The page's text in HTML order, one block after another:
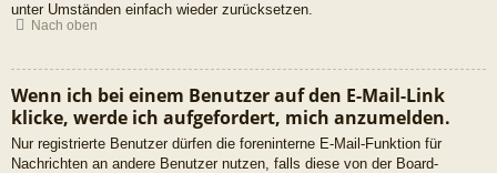
unter Umständen einfach wieder zurücksetzen.
Nach oben
Wenn ich bei einem Benutzer auf den E-Mail-Link
klicke, werde ich aufgefordert, mich anzumelden.
Nur registrierte Benutzer dürfen die foreninterne E-Mail-Funktion für
Nachrichten an andere Benutzer nutzen, falls diese von der Board-